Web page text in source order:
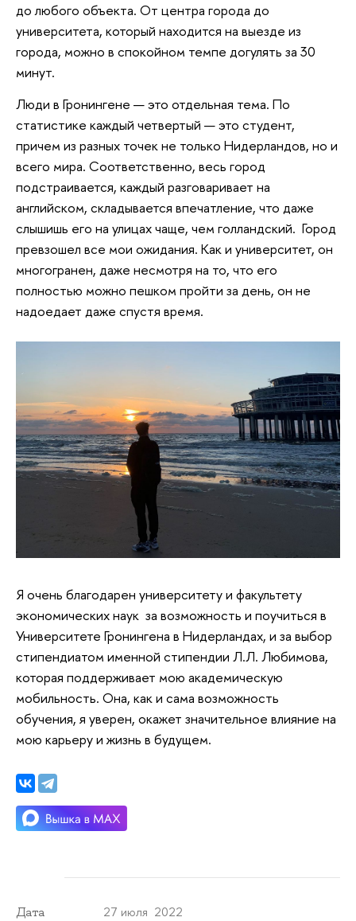
до любого объекта. От центра города до
университета, который находится на выезде из
города, можно в спокойном темпе догулять за 30
минут.
Люди в Гронингене — это отдельная тема. По
статистике каждый четвертый — это студент,
причем из разных точек не только Нидерландов, но и
всего мира. Соответственно, весь город
подстраивается, каждый разговаривает на
английском, складывается впечатление, что даже
слышишь его на улицах чаще, чем голландский. Город
превзошел все мои ожидания. Как и университет, он
многогранен, даже несмотря на то, что его
полностью можно пешком пройти за день, он не
надоедает даже спустя время.
Я очень благодарен университету и факультету
экономических наук за возможность и поучиться в
Университете Гронингена в Нидерландах, и за выбор
стипендиатом именной стипендии Л.Л. Любимова,
которая поддерживает мою академическую
мобильность. Она, как и сама возможность
обучения, я уверен, окажет значительное влияние на
мою карьеру и жизнь в будущем.
Дата 27 июля 2022